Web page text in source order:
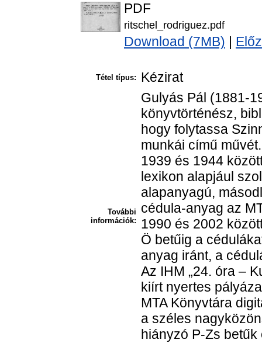
PDF
ritschel_rodriguez.pdf
Download (7MB)
Tétel típus: Kézirat
További
információk:
Gulyás Pál (1881-
könyvtörténész,
hogy folytassa
munkái című
1939 és 1944
lexikon alapjául
alapanyagú,
cédula-anyag az
1990 és 2002
Ö betűig a
anyag iránt, a
Az IHM „24. óra –
kiírt nyertes
MTA Könyvtára
a széles
hiányzó P-Zs betűk